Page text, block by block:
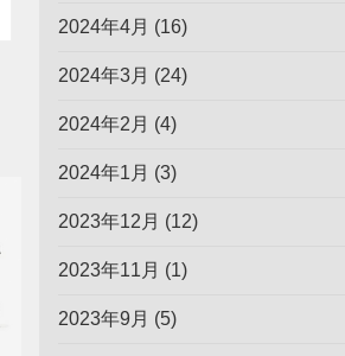
2024年4月 (16)
2024年3月 (24)
2024年2月 (4)
2024年1月 (3)
2023年12月 (12)
2023年11月 (1)
2023年9月 (5)